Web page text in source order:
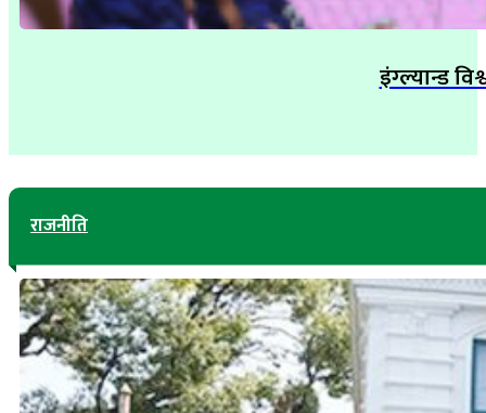
इंग्ल्यान्ड
राजनीति